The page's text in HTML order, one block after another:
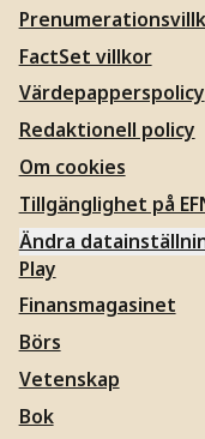
FactSet villkor
Värdepapperspolicy
Redaktionell policy
Om cookies
Tillgänglighet på
Ändra
Play
Finansmagasinet
Börs
Vetenskap
Bok